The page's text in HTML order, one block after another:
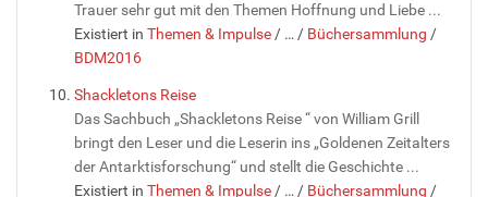
Trauer sehr gut mit den Themen Hoffnung und Liebe ...
Existiert in Themen & Impulse / … / Büchersammlung /
BDM2016
Shackletons Reise
Das Sachbuch „Shackletons Reise “ von William Grill
bringt den Leser und die Leserin ins „Goldenen Zeitalters
der Antarktisforschung“ und stellt die Geschichte ...
Existiert in Themen & Impulse / … / Büchersammlung /